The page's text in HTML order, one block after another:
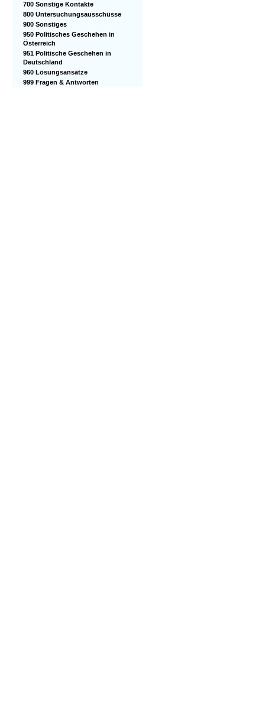
700 Sonstige Kontakte
800 Untersuchungsausschüsse
900 Sonstiges
950 Politisches Geschehen in
Österreich
951 Politische Geschehen in
Deutschland
960 Lösungsansätze
999 Fragen & Antworten